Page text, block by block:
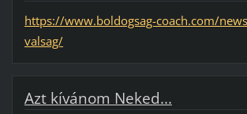
https://www.boldogsag-coach.com/
valsag/
Azt kívánom Neked...